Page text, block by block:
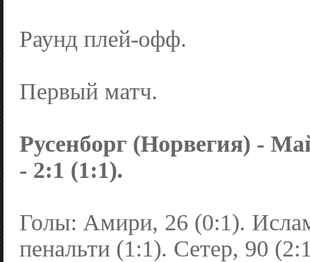
Раунд плей-офф.
Первый матч.
Русенборг (Норвегия) -
- 2:1 (1:1).
Голы: Амири, 26 (0:1).
пенальти (1:1). Сетер, 90